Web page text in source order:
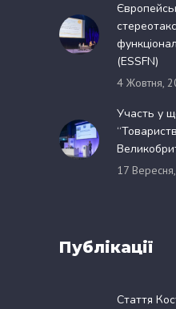
(ESSFN)
4 Жовтня,
Участь у
17
Публікації
Стаття